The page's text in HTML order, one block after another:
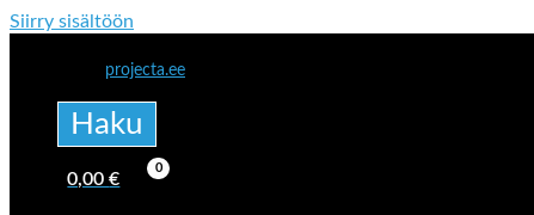
Siirry sisältöön
projecta.ee
Haku
0,00€